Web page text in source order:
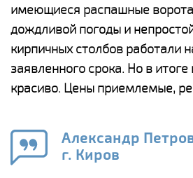
имеющиеся распашные
дождливой погоды и
кирпичных столбов работали
заявленного срока. Но в итоге
красиво. Цены приемлемые,
Александр
г. Киров